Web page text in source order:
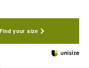
Find your size